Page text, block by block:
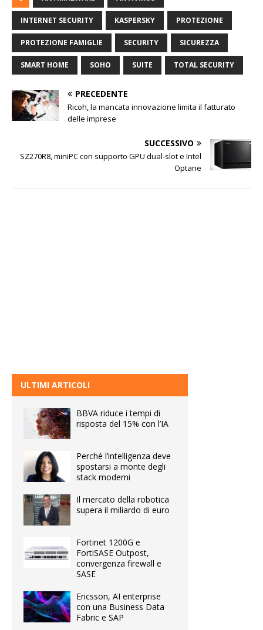
INTERNET SECURITY KASPERSKY PROTEZIONE
PROTEZIONE FAMIGLIE SECURITY SICUREZZA
SMART HOME SOHO SUITE TOTAL SECURITY
PRECEDENTE
Ricoh, la mancata innovazione limita il fatturato
delle imprese
SUCCESSIVO
SZ270R8, miniPC con supporto GPU dual-slot e Intel
Optane
ULTIMI ARTICOLI
BBVA riduce i tempi di
risposta del 15% con l’IA
Perché l’intelligenza deve
spostarsi a monte degli
stack moderni
Il mercato della robotica
supera il miliardo di euro
Fortinet 1200G e
FortiSASE Outpost,
convergenza firewall e
SASE
Ericsson, AI enterprise
con una Business Data
Fabric e SAP